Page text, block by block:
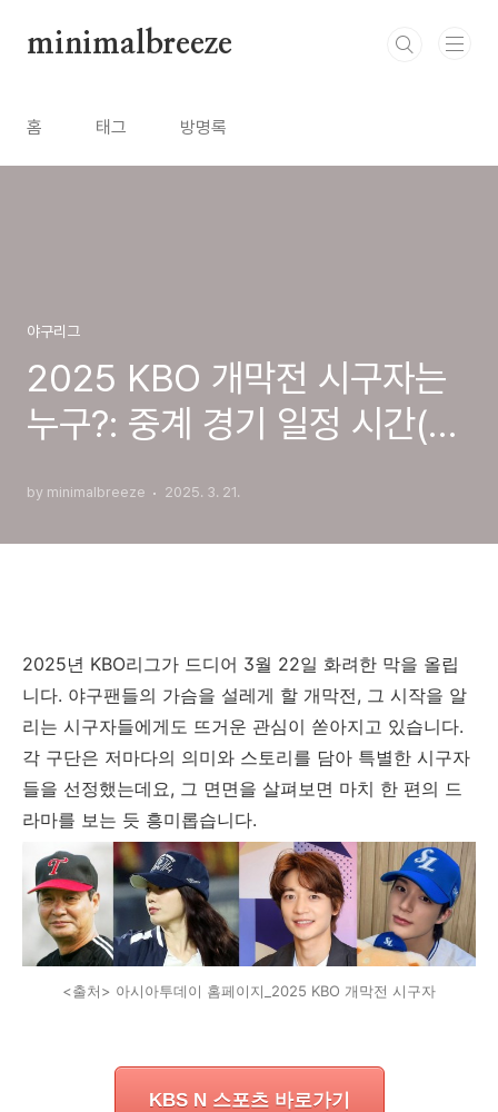
minimalbreeze
홈 태그 방명록
야구리그
2025 KBO 개막전 시구자는
누구?: 중계 경기 일정 시간(랜
by minimalbreeze 2025. 3. 21.
2025년 KBO리그가 드디어 3월 22일 화려한 막을 올립
니다. 야구팬들의 가슴을 설레게 할 개막전, 그 시작을 알
리는 시구자들에게도 뜨거운 관심이 쏟아지고 있습니다.
각 구단은 저마다의 의미와 스토리를 담아 특별한 시구자
들을 선정했는데요, 그 면면을 살펴보면 마치 한 편의 드
라마를 보는 듯 흥미롭습니다.
<출처> 아시아투데이 홈페이지_2025 KBO 개막전 시구자
KBS N 스포츠 바로가기